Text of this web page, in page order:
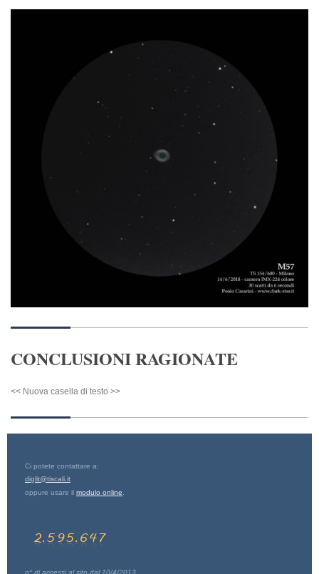
CONCLUSIONI RAGIONATE
<< Nuova casella di testo >>
Ci potete contattare a:
diglit@tiscali.it
oppure usare il modulo online
n° di accessi al sito dal 10/4/2013